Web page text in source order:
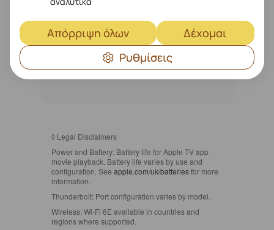
◊ Legal Disclaimers
Power and Battery:Battery life for Apple TV app
movie playback. Battery life varies by use and
configuration. See apple.com/uk/batteriesfor more
information.
Thunderbolt:Port configuration varies by model.
Wireless:Wi‑Fi 6E available in countries and
regions where supported.
Απόρριψη όλων
Δέχομαι
Ρυθμίσεις